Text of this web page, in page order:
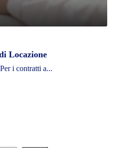
Locazione
i contratti a...